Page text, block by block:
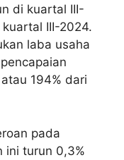
di kuartal III-
III-2024.
laba usaha
194% dari
pada
ini turun 0,3%